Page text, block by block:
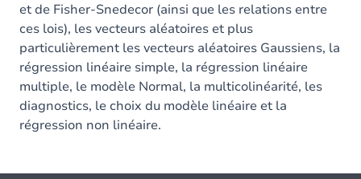
et de Fisher-Snedecor (ainsi que les relations entre
ces lois), les vecteurs aléatoires et plus
particulièrement les vecteurs aléatoires Gaussiens, la
régression linéaire simple, la régression linéaire
multiple, le modèle Normal, la multicolinéarité, les
diagnostics, le choix du modèle linéaire et la
régression non linéaire.